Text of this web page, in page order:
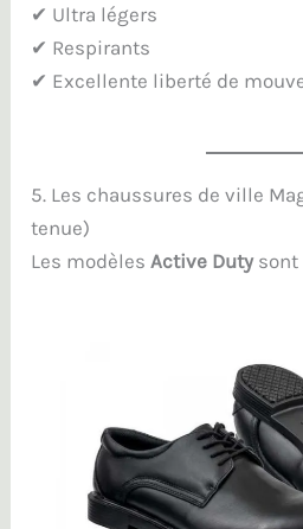
✔ Ultra légers
✔ Respirants
✔ Excellente liberté de
5. Les chaussures de ville
tenue)
Les modèlesActive Dutysont